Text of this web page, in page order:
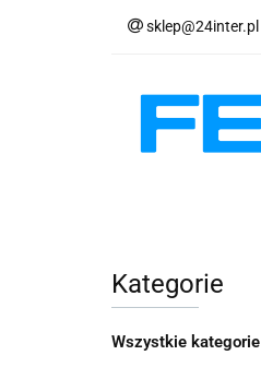
sklep@24inter.pl
Kategorie
Wszystkie kategorie